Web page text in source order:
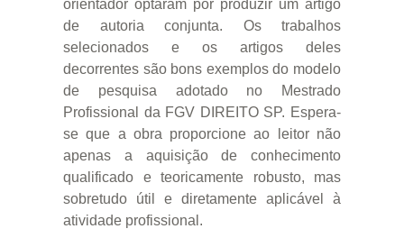
orientador optaram por produzir um artigo
de autoria conjunta. Os trabalhos
selecionados e os artigos deles
decorrentes são bons exemplos do modelo
de pesquisa adotado no Mestrado
Profissional da FGV DIREITO SP. Espera-
se que a obra proporcione ao leitor não
apenas a aquisição de conhecimento
qualificado e teoricamente robusto, mas
sobretudo útil e diretamente aplicável à
atividade profissional.